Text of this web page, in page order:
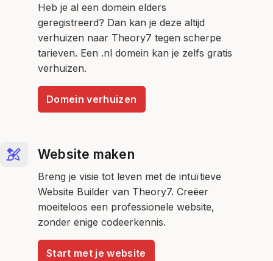
Heb je al een domein elders
geregistreerd? Dan kan je deze altijd
verhuizen naar Theory7 tegen scherpe
tarieven. Een .nl domein kan je zelfs gratis
verhuizen.
Domein verhuizen
Website maken
Breng je visie tot leven met de intuïtieve
Website Builder van Theory7. Creëer
moeiteloos een professionele website,
zonder enige codeerkennis.
Start met je website